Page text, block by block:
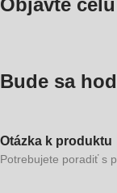
Bude sa
Otázka k produktu
Potrebujete poradiť s